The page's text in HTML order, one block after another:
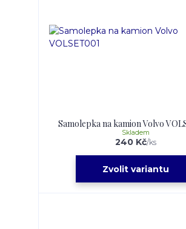
Samolepka na kamion Volvo
240 Kč/ks
Skladem
Zvolit variantu